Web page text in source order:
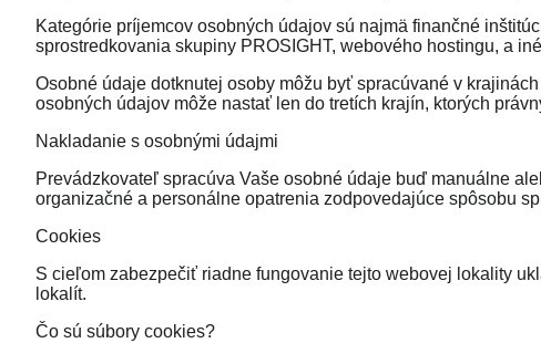
Kategórie príjemcov osobných údajov sú najmä finančné
sprostredkovania skupiny PROSIGHT, webového hostingu, a
Osobné údaje dotknutej osoby môžu byť spracúvané v
osobných údajov môže nastať len do tretích krajín, ktorých
Nakladanie s osobnými údajmi
Prevádzkovateľ spracúva Vaše osobné údaje buď manuálne
organizačné a personálne opatrenia zodpovedajúce spôsobu
Cookies
S cieľom zabezpečiť riadne fungovanie tejto webovej lokality
lokalít.
Čo sú súbory cookies?